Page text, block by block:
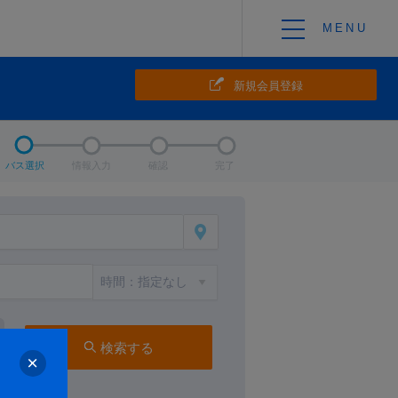
新規会員登録
バス選択 確認 完了
検索する